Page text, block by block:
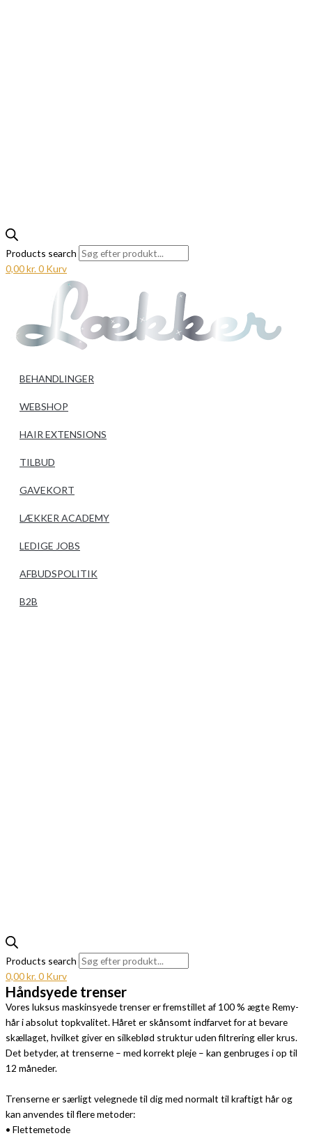
Products search
0,00kr.0 Kurv
BEHANDLINGER
WEBSHOP
HAIR EXTENSIONS
TILBUD
GAVEKORT
LÆKKER ACADEMY
LEDIGE JOBS
AFBUDSPOLITIK
B2B
Products search
0,00kr.0 Kurv
Håndsyede trenser
Vores luksus maskinsyede trenser er fremstillet af 100 % ægte Remy-
hår i absolut topkvalitet. Håret er skånsomt indfarvet for at bevare
skællaget, hvilket giver en silkeblød struktur uden filtrering eller krus.
Det betyder, at trenserne – med korrekt pleje – kan genbruges i op til
12 måneder.
Trenserne er særligt velegnede til dig med normalt til kraftigt hår og
kan anvendes til flere metoder:
• Flettemetode